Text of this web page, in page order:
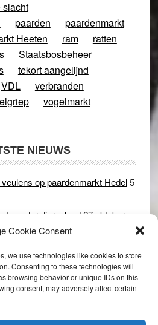
Cookie Consent
we use technologies like cookies to store
Consenting to these technologies will
browsing behavior or unique IDs on this
consent, may adversely affect certain
slacht
paarden
paardenmarkt
Heeten ram
ratten
Staatsbosbeheer
tekort aangelijnd
VDL
verbranden
vogelmarkt
NIEUWS
op paardenmarkt Hedel5
zonder dierenleed27 oktober
2024
op schaamteloos Leste Merte in